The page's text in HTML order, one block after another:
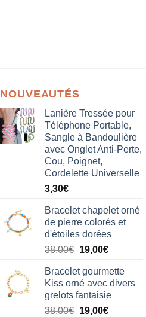
NOUVEAUTÉS
Lanière Tressée pour
Téléphone Portable,
Sangle à Bandoulière
avec Onglet Anti-Perte,
Cou, Poignet,
Cordelette Universelle
3,30€
Bracelet chapelet orné
de pierre colorés et
d'étoiles dorées
38,00€ Le
initial
était :
38,00€.
19,00€Le
actuel
est :
19,00€.
Bracelet gourmette
Kiss orné avec divers
grelots fantaisie
38,00€ Le
19,00€Le